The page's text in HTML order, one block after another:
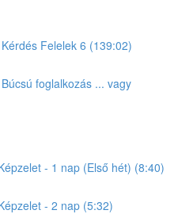
Felelek 6 (139:02)
foglalkozás ... vagy
- 1 nap (Első hét) (8:40)
- 2 nap (5:32)